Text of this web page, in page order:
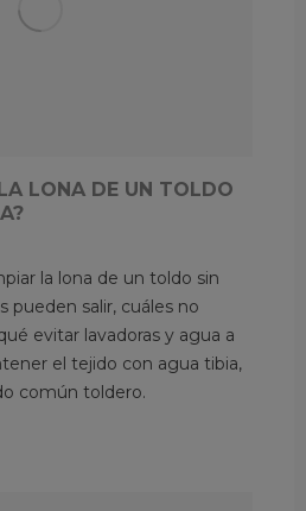
LONA DE UN TOLDO
la lona de un toldo sin
pueden salir, cuáles no
evitar lavadoras y agua a
el tejido con agua tibia,
común toldero.